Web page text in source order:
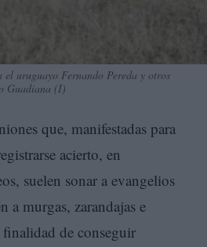
uruguayo Fernando Pereda y otros
Guadiana (I)
que, manifestadas para
acierto, en
suelen sonar a evangelios
a murgas, zarandajas e
de conseguir